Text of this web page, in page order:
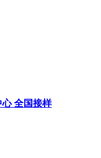
全国接样